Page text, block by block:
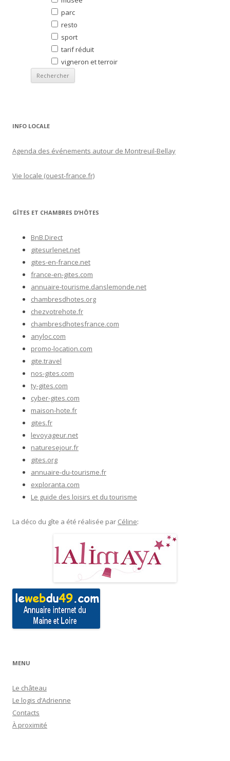
parc
resto
sport
tarif réduit
vigneron et terroir
INFO LOCALE
Agenda des événements autour de Montreuil-Bellay
Vie locale (ouest-france.fr)
GÎTES ET CHAMBRES D’HÔTES
BnB.Direct
gitesurlenet.net
gites-en-france.net
france-en-gites.com
annuaire-tourisme.danslemonde.net
chambresdhotes.org
chezvotrehote.fr
chambresdhotesfrance.com
anyloc.com
promo-location.com
gite.travel
nos-gites.com
ty-gites.com
cyber-gites.com
maison-hote.fr
gites.fr
levoyageur.net
naturesejour.fr
gites.org
annuaire-du-tourisme.fr
exploranta.com
Le guide des loisirs et du tourisme
La déco du gîte a été réalisée par Céline:
MENU
Le château
Le logis d’Adrienne
Contacts
À proximité